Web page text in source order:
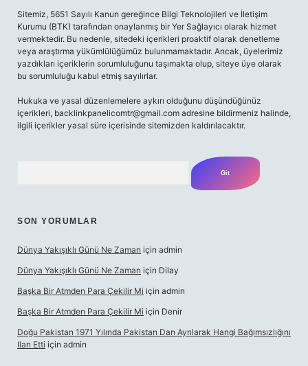
Sitemiz, 5651 Sayılı Kanun gereğince Bilgi Teknolojileri ve İletişim
Kurumu (BTK) tarafından onaylanmış bir Yer Sağlayıcı olarak hizmet
vermektedir. Bu nedenle, sitedeki içerikleri proaktif olarak denetleme
veya araştırma yükümlülüğümüz bulunmamaktadır. Ancak, üyelerimiz
yazdıkları içeriklerin sorumluluğunu taşımakta olup, siteye üye olarak
bu sorumluluğu kabul etmiş sayılırlar.
Hukuka ve yasal düzenlemelere aykırı olduğunu düşündüğünüz
içerikleri, backlinkpanelicomtr@gmail.com adresine bildirmeniz halinde,
ilgili içerikler yasal süre içerisinde sitemizden kaldırılacaktır.
SON YORUMLAR
Dünya Yakışıklı Günü Ne Zaman için admin
Dünya Yakışıklı Günü Ne Zaman için Dilay
Başka Bir Atmden Para Çekilir Mi için admin
Başka Bir Atmden Para Çekilir Mi için Denir
Doğu Pakistan 1971 Yılında Pakistan Dan Ayrılarak Hangi Bağımsızlığını
Ilan Etti için admin